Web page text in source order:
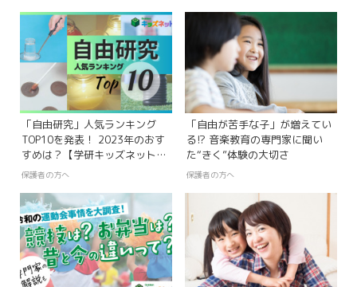
「自由研究」人気ランキング
TOP10を発表！ 2023年のおす
すめは？【学研キッズネット編
集長が解説】
保護者の方へ
「自由が苦手な子」が増えてい
る!? 音楽教育の専門家に聞い
た“きく”体験の大切さ
保護者の方へ